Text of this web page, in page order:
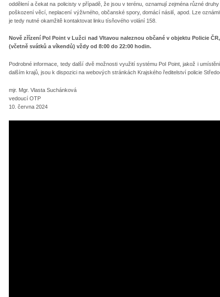
oddělení a čekat na policisty v případě, že jsou v terénu, oznamují zejména různé
poškození věcí, neplacení výživného, občanské spory, domácí násilí, apod. Lze
je tedy nutné okamžitě kontaktovat linku tísňového volání 158.
Nově zřízení Pol Point v Lužci nad Vltavou naleznou občané v objektu Policie
(včetně svátků a víkendů) vždy od 8:00 do 22:00 hodin.
Podrobné informace, tedy další dvě možnosti využití systému Pol Point, jakož i
dalším krajů, jsou k dispozici na webových stránkách Krajského ředitelství policie
mjr. Mgr. Vlasta Suchánková
vedoucí OTP
10. června 2024